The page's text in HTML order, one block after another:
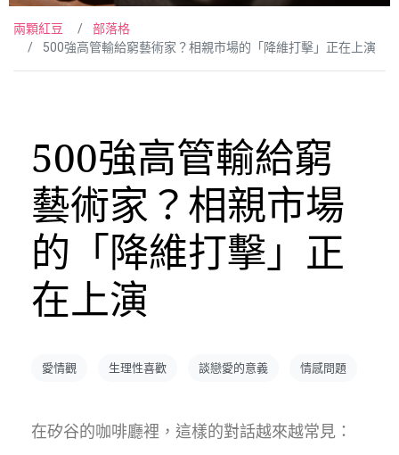
兩顆紅豆
部落格
500強高管輸給窮藝術家？相親市場的「降維打擊」正在上演
500強高管輸給窮
藝術家？相親市場
的「降維打擊」正
在上演
愛情觀 生理性喜歡 談戀愛的意義 情感問題
在矽谷的咖啡廳裡，這樣的對話越來越常見：